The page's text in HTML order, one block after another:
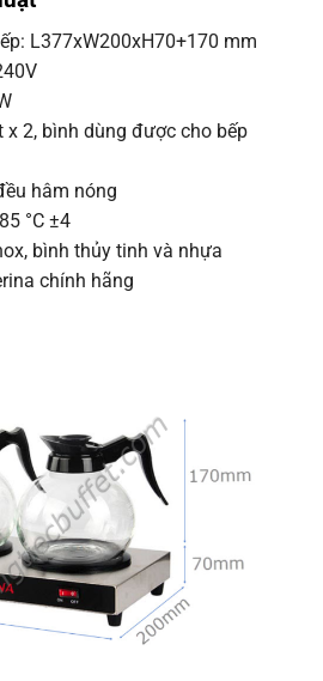
L377xW200xH70+170 mm
x 2, bình dùng được cho bếp
hâm nóng
°C ±4
bình thủy tinh và nhựa
chính hãng